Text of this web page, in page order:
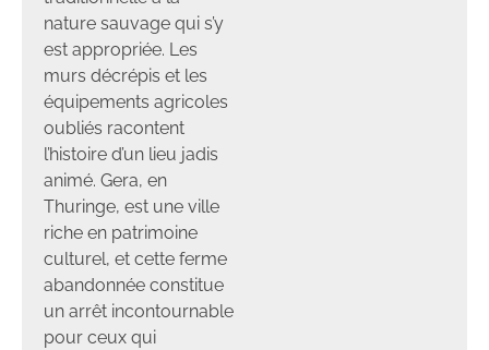
nature sauvage qui s’y
est appropriée. Les
murs décrépis et les
équipements agricoles
oubliés racontent
l’histoire d’un lieu jadis
animé. Gera, en
Thuringe, est une ville
riche en patrimoine
culturel, et cette ferme
abandonnée constitue
un arrêt incontournable
pour ceux qui